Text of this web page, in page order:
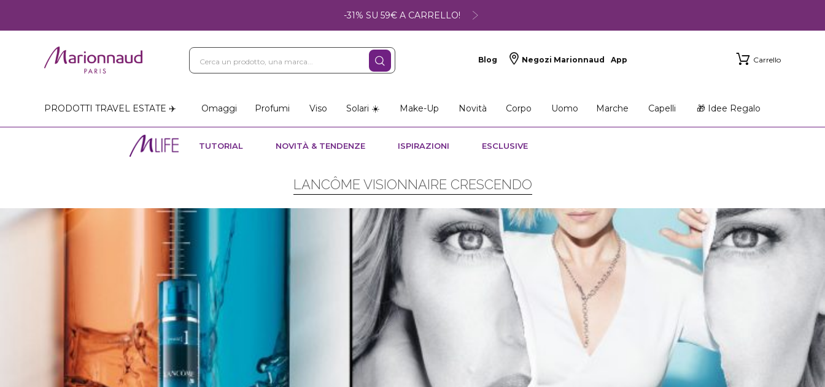
-31% SU 59€ A CARRELLO!
Blog Negozi Marionnaud App Carrello
PRODOTTI TRAVEL ESTATE ✈️ Omaggi Profumi Viso Solari ☀️ Make-Up Novità Corpo Uomo Marche Capelli 🎁 Idee Regalo
TUTORIAL NOVITÀ & TENDENZE ISPIRAZIONI ESCLUSIVE
LANCÔME VISIONNAIRE CRESCENDO